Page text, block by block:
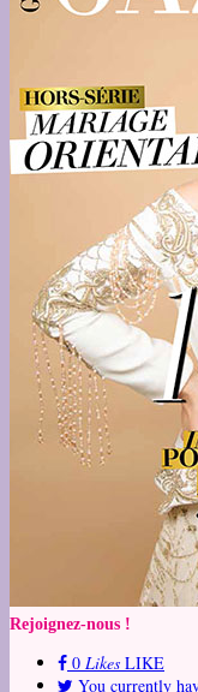
Rejoignez-nous !
0 Likes LIKE
You currently